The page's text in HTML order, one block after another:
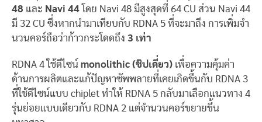
48 และ Navi 44 โดย Navi 48 มีสูงสุดที่ 64 CU ส่วน Navi 44
มี 32 CU ซึ่งหากนำมาเทียบกับ RDNA 5 ที่จะมาถึง การเพิ่มจำ
นวนคอร์ถือว่าก้าวกระโดดถึง 3 เท่า
RDNA 4 ใช้ดีไซน์ monolithic (ชิปเดี่ยว) เพื่อความคุ้มค่า
ด้านการผลิตและแก้ปัญหาซัพพลายที่เคยเกิดขึ้นกับ RDNA 3
ที่ใช้ดีไซน์แบบ chiplet ทำให้ RDNA 5 กลับมาเลือกแนวทาง 4
รุ่นย่อยแบบเดียวกับ RDNA 2 แต่จำนวนคอร์ขยายขึ้น